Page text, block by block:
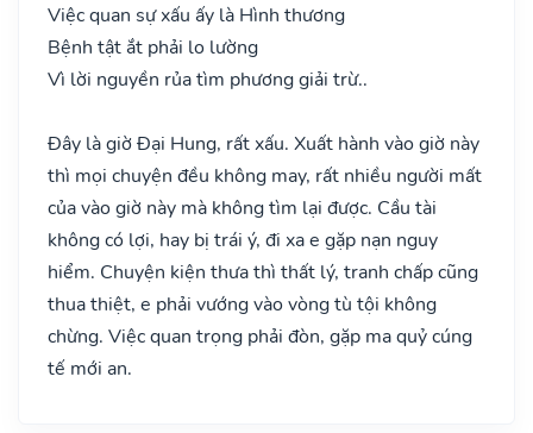
Việc quan sự xấu ấy là Hình thương
Bệnh tật ắt phải lo lường
Vì lời nguyền rủa tìm phương giải trừ..
Đây là giờ Đại Hung, rất xấu. Xuất hành vào giờ này
thì mọi chuyện đều không may, rất nhiều người mất
của vào giờ này mà không tìm lại được. Cầu tài
không có lợi, hay bị trái ý, đi xa e gặp nạn nguy
hiểm. Chuyện kiện thưa thì thất lý, tranh chấp cũng
thua thiệt, e phải vướng vào vòng tù tội không
chừng. Việc quan trọng phải đòn, gặp ma quỷ cúng
tế mới an.